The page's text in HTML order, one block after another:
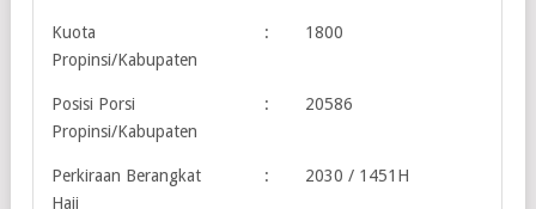
Kuota
Propinsi/Kabupaten
: 1800
Posisi Porsi
Propinsi/Kabupaten
: 20586
Perkiraan Berangkat
Haji
: 2030 / 1451H